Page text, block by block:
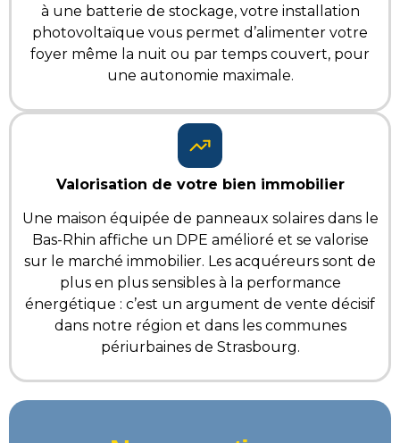
à une batterie de stockage, votre installation
photovoltaïque vous permet d’alimenter votre
foyer même la nuit ou par temps couvert, pour
une autonomie maximale.
Valorisation de votre bien immobilier
Une maison équipée de panneaux solaires dans le
Bas-Rhin affiche un DPE amélioré et se valorise
sur le marché immobilier. Les acquéreurs sont de
plus en plus sensibles à la performance
énergétique : c’est un argument de vente décisif
dans notre région et dans les communes
périurbaines de Strasbourg.